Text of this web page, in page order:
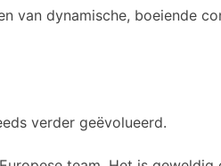
van dynamische, boeiende
verder geëvolueerd.